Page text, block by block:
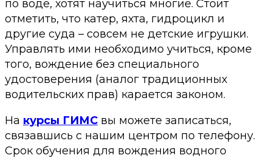
по воде, хотят научиться многие. Стоит
отметить, что катер, яхта, гидроцикл и
другие суда – совсем не детские игрушки.
Управлять ими необходимо учиться, кроме
того, вождение без специального
удостоверения (аналог традиционных
водительских прав) карается законом.
На курсы ГИМС вы можете записаться,
связавшись с нашим центром по телефону.
Срок обучения для вождения водного